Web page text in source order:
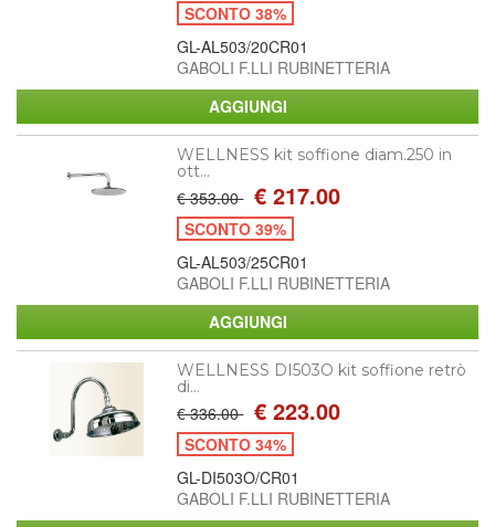
SCONTO 38%
GL-AL503/20CR01
GABOLI F.LLI RUBINETTERIA
WELLNESS kit soffione diam.250 in
ott...
€ 353.00 € 217.00
SCONTO 39%
GL-AL503/25CR01
GABOLI F.LLI RUBINETTERIA
WELLNESS DI503O kit soffione retrò
di...
€ 336.00 € 223.00
SCONTO 34%
GL-DI503O/CR01
GABOLI F.LLI RUBINETTERIA